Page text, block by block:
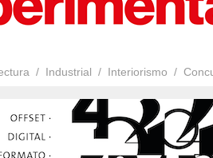
Industrial Interiorismo